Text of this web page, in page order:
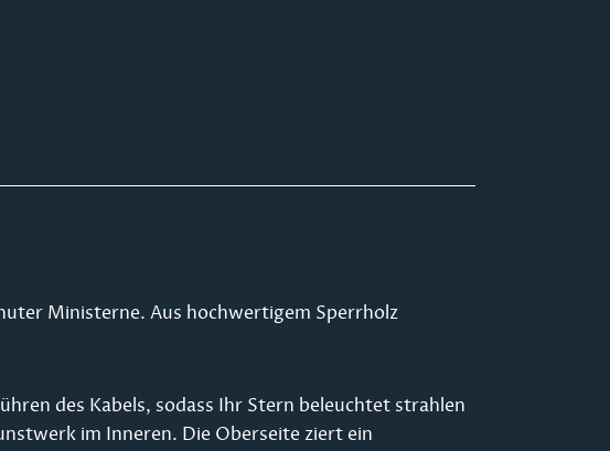
Ministerne. Aus hochwertigem Sperrholz
des Kabels, sodass Ihr Stern beleuchtet strahlen
im Inneren. Die Oberseite ziert ein